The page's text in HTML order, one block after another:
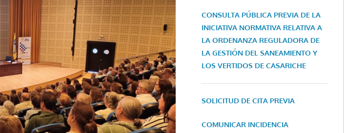
CONSULTA PÚBLICA PREVIA DE LA
INICIATIVA NORMATIVA RELATIVA A
LA ORDENANZA REGULADORA DE
LA GESTIÓN DEL SANEAMIENTO Y
LOS VERTIDOS DE CASARICHE
SOLICITUD DE CITA PREVIA
COMUNICAR INCIDENCIA